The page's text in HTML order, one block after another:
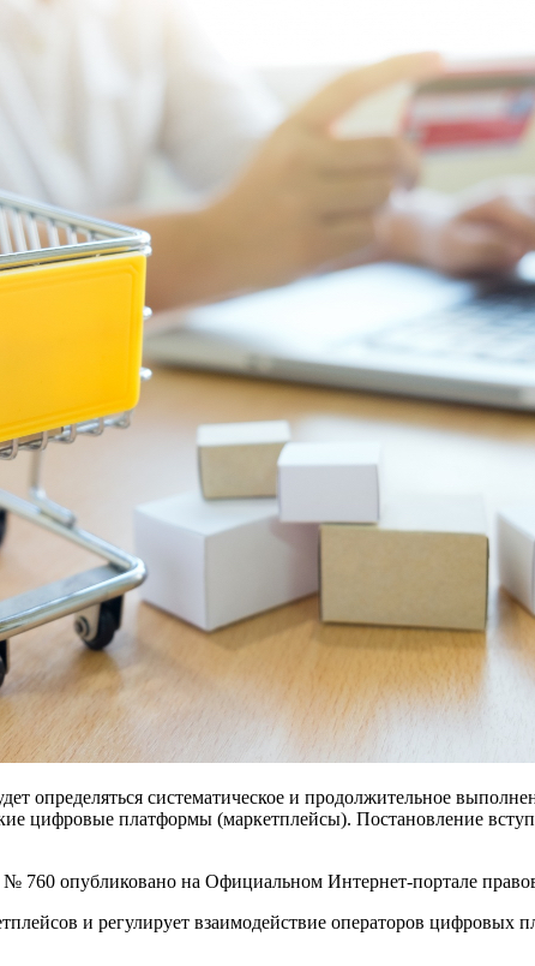
определяться систематическое и продолжительное
цифровые платформы (маркетплейсы). Постановление
760 опубликовано на Официальном Интернет-портале
и регулирует взаимодействие операторов цифровых